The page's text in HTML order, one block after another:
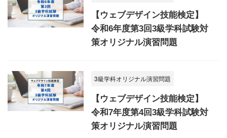
【ウェブデザイン技能検定】
令和6年度第3回3級学科試験対
策オリジナル演習問題
3級学科オリジナル演習問題
【ウェブデザイン技能検定】
令和7年度第4回3級学科試験対
策オリジナル演習問題